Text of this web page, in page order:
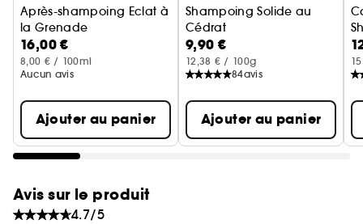
Après-shampoing Eclat à
la Grenade
Après-shampoing pour cheveux colorés
16,00 €
8,00 € / 100ml
Aucun avis
Ajouter au panier
Shampoing Solide au
Cédrat
Shampoing pour cheveux
9,90 €
12,38 € / 100g
84avis
Ajouter au panier
Avis sur le produit
4.7/5